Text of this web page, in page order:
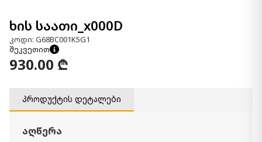
ხის საათი_x000D
კოდი: G68BC001K5G1
შეკვეთით
930.00 ₾
პროდუქტის დეტალები
აღწერა